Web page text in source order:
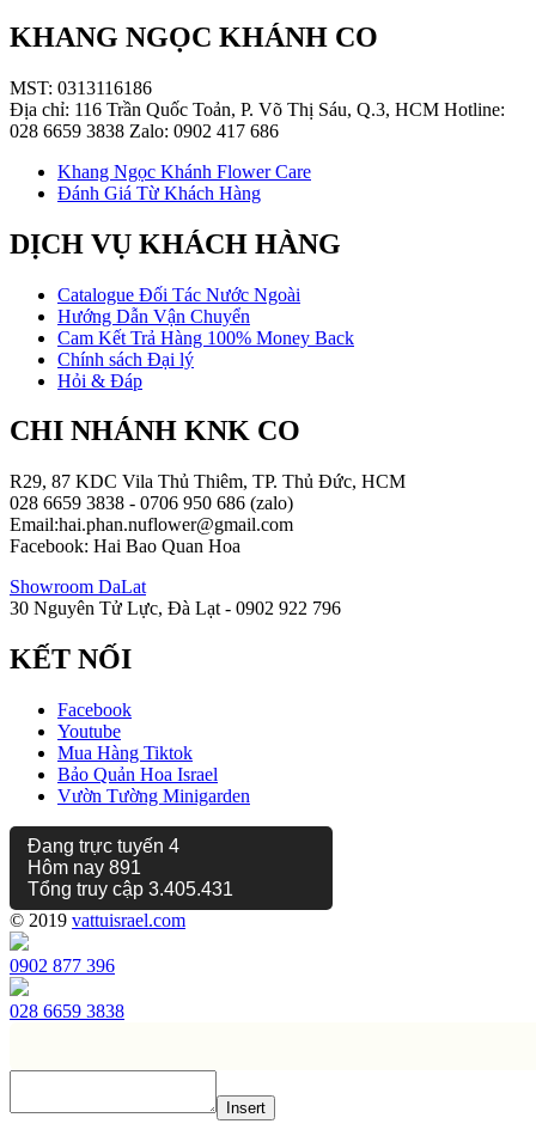
KHANG NGỌC KHÁNH CO
MST: 0313116186
Địa chỉ: 116 Trần Quốc Toản, P. Võ Thị Sáu, Q.3, HCM Hotline:
028 6659 3838 Zalo: 0902 417 686
Khang Ngọc Khánh Flower Care
Đánh Giá Từ Khách Hàng
DỊCH VỤ KHÁCH HÀNG
Catalogue Đối Tác Nước Ngoài
Hướng Dẫn Vận Chuyển
Cam Kết Trả Hàng 100% Money Back
Chính sách Đại lý
Hỏi & Đáp
CHI NHÁNH KNK CO
R29, 87 KDC Vila Thủ Thiêm, TP. Thủ Đức, HCM
028 6659 3838 - 0706 950 686 (zalo)
Email:hai.phan.nuflower@gmail.com
Facebook: Hai Bao Quan Hoa
Showroom DaLat
30 Nguyên Tử Lực, Đà Lạt - 0902 922 796
KẾT NỐI
Facebook
Youtube
Mua Hàng Tiktok
Bảo Quản Hoa Israel
Vườn Tường Minigarden
Đang trực tuyến 4
Hôm nay 891
Tổng truy cập 3.405.431
© 2019 vattuisrael.com
0902 877 396
028 6659 3838
Insert